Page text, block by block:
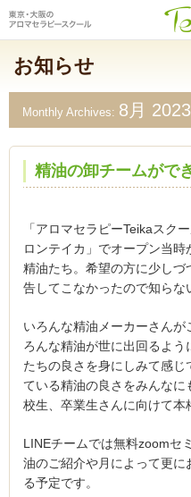
お知らせ
Monthly Archives: 8月 2023
精油の卸チームがで
「アロマセラピーTeikaスク
ロンテイカ」でオープン当
精油たち。希望の方に少し
告してこなかったので知らな
いろんな精油メーカーさん
ろんな精油が世に出回るよ
たちの良さを身にしみて感
ている精油の良さをみんな
校生、卒業生さんに向けて本
LINEチームでは無料zoomセ
油のご紹介や月によって更
る予定です。